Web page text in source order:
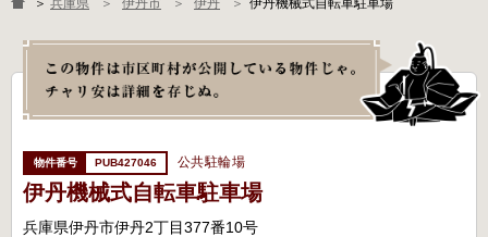
よくあるご質問 駐輪場オーナー様へ
＞ 兵庫県 伊丹市 伊丹 伊丹機械式自転車駐車場
PUB427046 公共駐輪場
伊丹機械式自転車駐車場
兵庫県伊丹市伊丹2丁目377番10号